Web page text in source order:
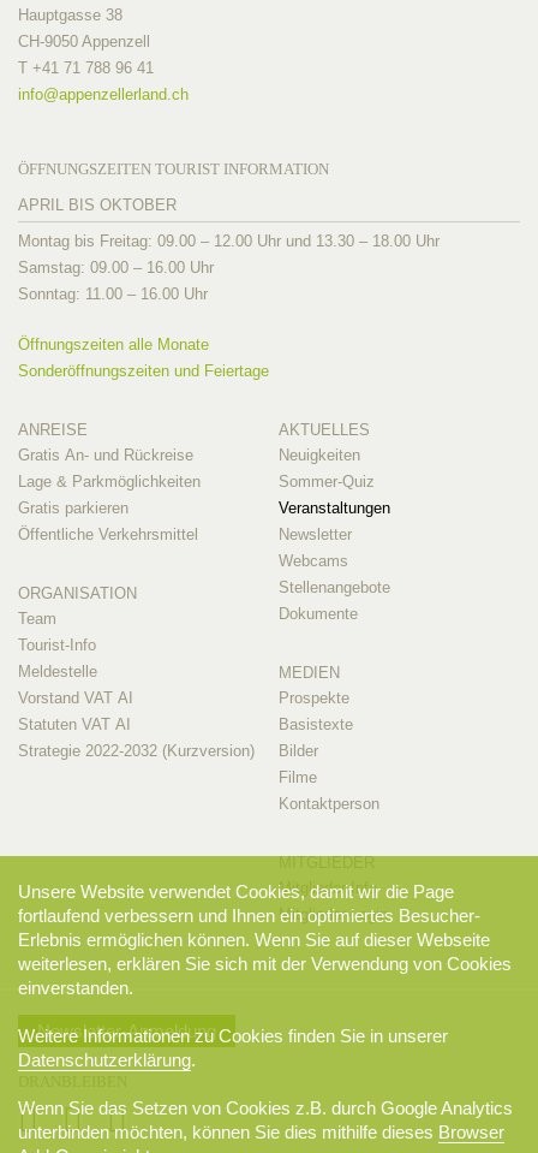
Hauptgasse 38
CH-9050 Appenzell
T +41 71 788 96 41
info@appenzellerland.ch
ÖFFNUNGSZEITEN TOURIST INFORMATION
APRIL BIS OKTOBER
Montag bis Freitag: 09.00 – 12.00 Uhr und 13.30 – 18.00 Uhr
Samstag: 09.00 – 16.00 Uhr
Sonntag: 11.00 – 16.00 Uhr
Öffnungszeiten alle Monate
Sonderöffnungszeiten und Feiertage
ANREISE
Gratis An- und Rückreise
Lage & Parkmöglichkeiten
Gratis parkieren
Öffentliche Verkehrsmittel
ORGANISATION
Team
Tourist-Info
Meldestelle
Vorstand VAT AI
Statuten VAT AI
Strategie 2022-2032 (Kurzversion)
AKTUELLES
Neuigkeiten
Sommer-Quiz
Veranstaltungen
Newsletter
Webcams
Stellenangebote
Dokumente
MEDIEN
Prospekte
Basistexte
Bilder
Filme
Kontaktperson
Mitglieder-Info
Mitglieder-Login
Newsletter-Anmeldung
Unsere Website verwendet Cookies, damit wir die Page
fortlaufend verbessern und Ihnen ein optimiertes Besucher-
Erlebnis ermöglichen können. Wenn Sie auf dieser Webseite
weiterlesen, erklären Sie sich mit der Verwendung von Cookies
einverstanden.
Weitere Informationen zu Cookies finden Sie in unserer
Datenschutzerklärung.
Wenn Sie das Setzen von Cookies z.B. durch Google Analytics
unterbinden möchten, können Sie dies mithilfe dieses Browser